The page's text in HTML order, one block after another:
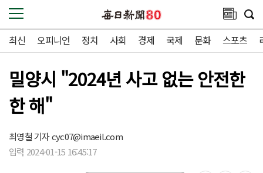
최신 오피니언 정치 사회 경제 국제 문화 스포츠
밀양시 "2024년 사고 없는 안전한
한 해"
최영철 기자cyc07@imaeil.com
입력 2024-01-15 16:45:17